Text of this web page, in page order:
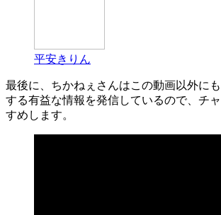
平安きりん
最後に、ちかねぇさんはこの動画以外に
する有益な情報を発信しているので、チ
すめします。